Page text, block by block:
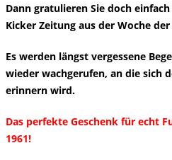
Dann gratulieren Sie doch
Kicker Zeitung aus der Woche
Es werden längst vergessene
wieder wachgerufen, an die sich
erinnern wird.
Das perfekte Geschenk für echt
1961!